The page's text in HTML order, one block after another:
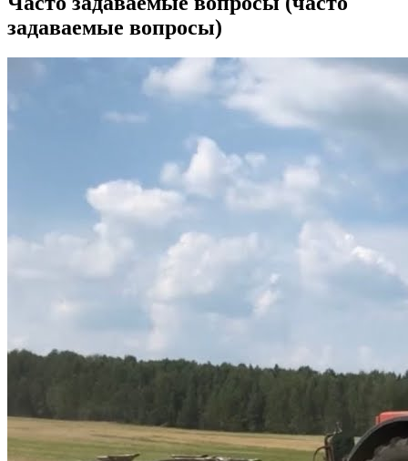
задаваемые вопросы)